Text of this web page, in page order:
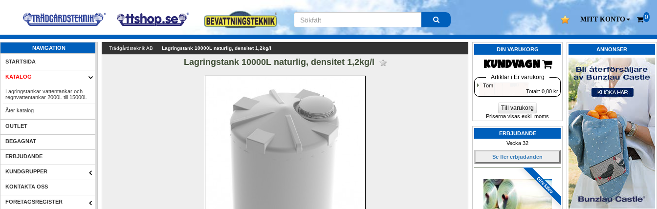
MITT KONTO 0
NAVIGATION
STARTSIDA
KATALOG
Lagringstankar vattentankar och
regnvattentankar 2000L till 15000L
Åter katalog
OUTLET
BEGAGNAT
ERBJUDANDE
KUNDGRUPPER
KONTAKTA OSS
FÖRETAGSREGISTER
ANNONSER
DIN VARUKORG
KUNDVAGN
Artiklar i Er varukorg
Tom
Totalt: 0,00 kr
Till varukorg
Priserna visas exkl. moms
ERBJUDANDE
Vecka 32
Se fler erbjudanden
Direktlev
Trädgårdsteknik AB Lagringstank 10000L naturlig, densitet 1,2kg/l
Lagringstank 10000L naturlig, densitet 1,2kg/l